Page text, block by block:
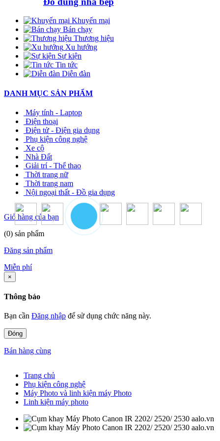
Khuyến mại
Bán chạy
Thương hiệu
Xu hướng
Sự kiện
Tin tức
Diễn đàn
DANH MỤC SẢN PHẨM
Máy tính - Laptop
Điện thoại
Điện tử - Điện gia dụng
Phụ kiện công nghệ
Xe cộ
Nhà Đất
Giải trí - Thể thao
Thời trang nữ
Thời trang nam
Nội ngoại thất - Đồ gia dụng
Giỏ hàng của bạn
(0) sản phẩm
Đăng sản phẩm
Miễn phí
×
Thông báo
Bạn cần Đăng nhập để sử dụng chức năng này.
Đóng
Bán hàng cùng
Trang chủ
Phụ kiện công nghệ
Máy Photo và linh kiện máy Photo
Linh kiện máy photo